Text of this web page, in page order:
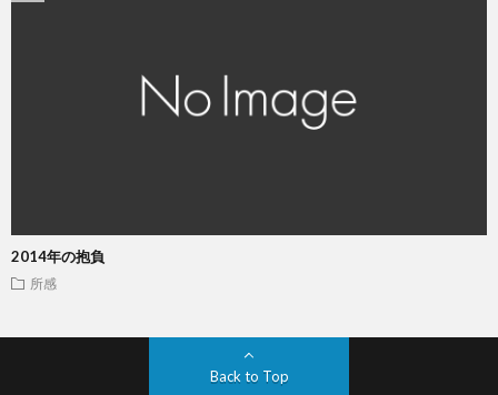
2014年の抱負
所感
Back to Top